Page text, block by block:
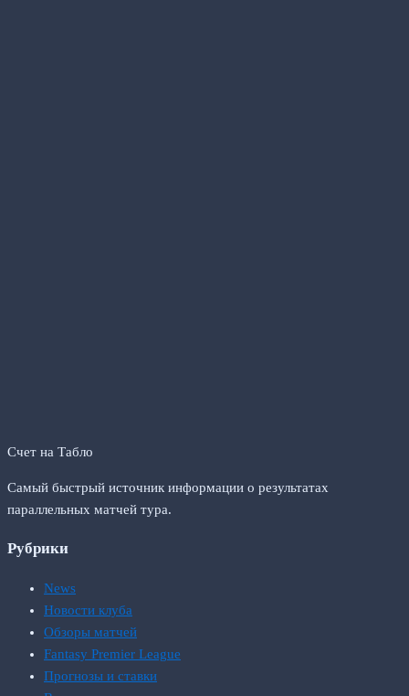
Счет на Табло
Самый быстрый источник информации о результатах
параллельных матчей тура.
Рубрики
News
Новости клуба
Обзоры матчей
Fantasy Premier League
Прогнозы и ставки